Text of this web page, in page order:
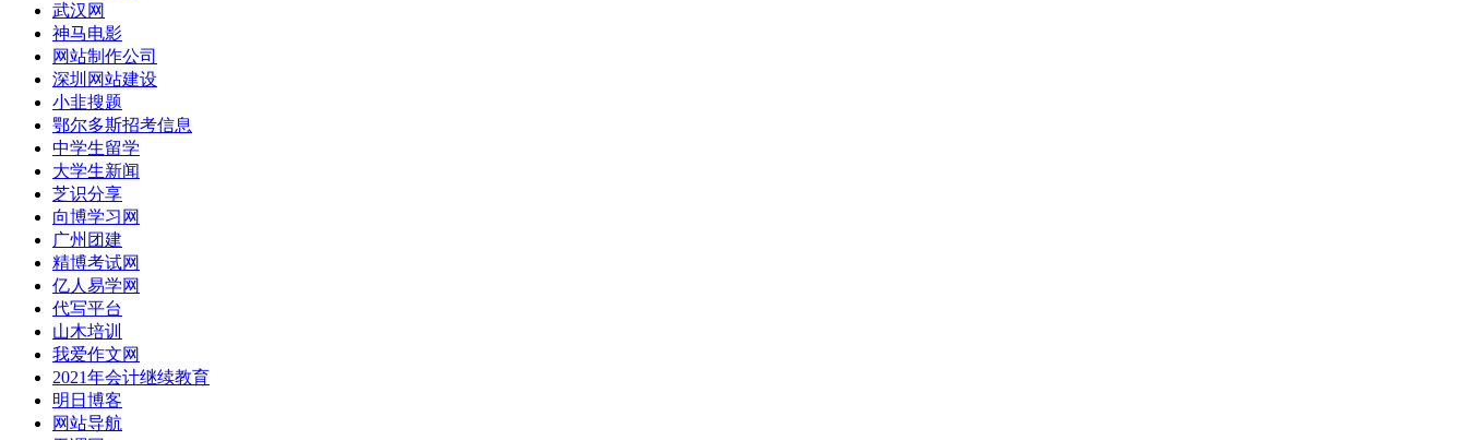
武汉网
神马电影
网站制作公司
深圳网站建设
小韭搜题
鄂尔多斯招考信息
中学生留学
大学生新闻
芝识分享
向博学习网
广州团建
精博考试网
亿人易学网
代写平台
山木培训
我爱作文网
2021年会计继续教育
明日博客
网站导航